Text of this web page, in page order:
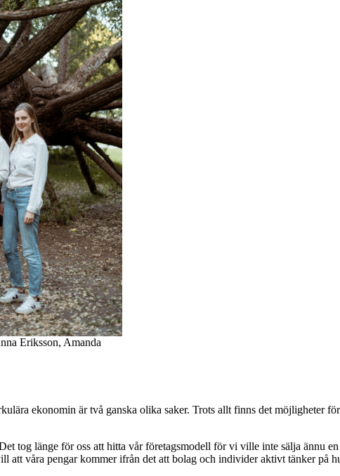
Eriksson, Amanda
ekonomin är två ganska olika saker. Trots allt finns det möjligheter
tog länge för oss att hitta vår företagsmodell för vi ville inte sälja ännu en
att våra pengar kommer ifrån det att bolag och individer aktivt tänker på